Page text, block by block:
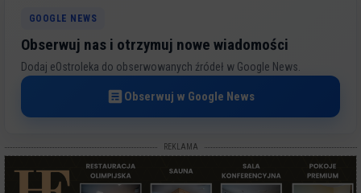
GOOGLE NEWS
Obserwuj nas i otrzymuj nowe wiadomości
Dodaj eOstroleka do obserwowanych źródeł w Google News.
Obserwuj w Google News
REKLAMA